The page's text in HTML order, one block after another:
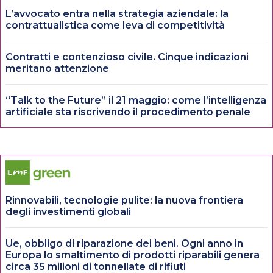
L’avvocato entra nella strategia aziendale: la
contrattualistica come leva di competitività
Contratti e contenzioso civile. Cinque indicazioni
meritano attenzione
“Talk to the Future” il 21 maggio: come l’intelligenza
artificiale sta riscrivendo il procedimento penale
Rinnovabili, tecnologie pulite: la nuova frontiera
degli investimenti globali
Ue, obbligo di riparazione dei beni. Ogni anno in
Europa lo smaltimento di prodotti riparabili genera
circa 35 milioni di tonnellate di rifiuti